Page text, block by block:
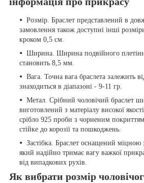
Розмір. Браслет представлений в
замовлення також доступні інші
кроком 0,5 см.
Ширина. Ширина подвійного
становить 8,5 мм.
Вага. Точна вага браслета залежить
знаходиться в діапазоні - 9-11 гр.
Метал. Срібний чоловічий браслет
виготовлений з матеріалу високої
срібло 925 проби з чорненим
стійке до корозії та пошкоджень.
Застібка. Браслет оснащений міцною
який надійно тримає вагу важкої
від випадкових рухів.
Як вибрати розмір